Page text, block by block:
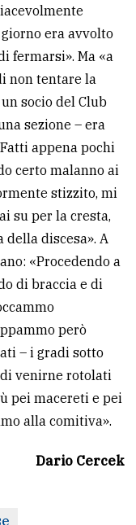
era avvolto
fermarsi». Ma «a
non tentare la
socio del Club
sezione – era
appena pochi
certo malanno ai
stizzito, mi
su per la cresta,
discesa». A
«Procedendo a
di braccia e di
però
– i gradi sotto
di venirne rotolati
pei macereti e pei
alla comitiva».
Dario Cercek